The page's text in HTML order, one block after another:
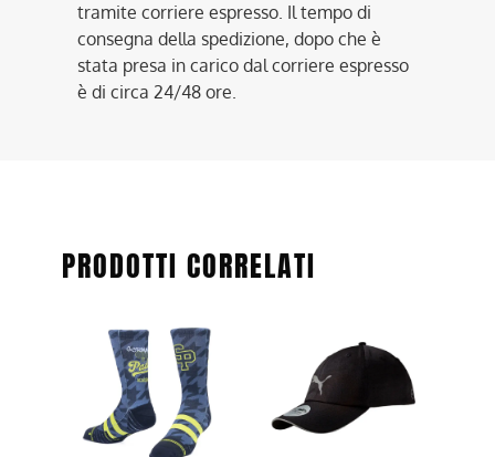
tramite corriere espresso. Il tempo di
consegna della spedizione, dopo che è
stata presa in carico dal corriere espresso
è di circa 24/48 ore.
PRODOTTI CORRELATI
prodotto
varianti.
varianti.